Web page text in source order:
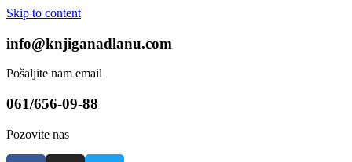
Skip to content
info@knjiganadlanu.com
Pošaljite nam email
061/656-09-88
Pozovite nas